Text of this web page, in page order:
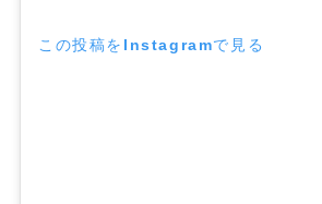
この投稿をInstagramで見る